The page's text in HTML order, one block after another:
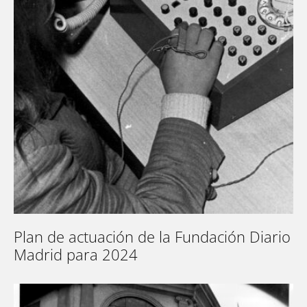
Plan de actuación de la Fundación Diario
Madrid para 2024